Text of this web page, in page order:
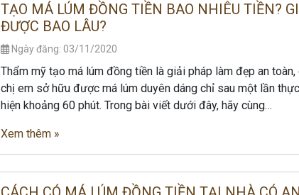
TẠO MÁ LÚM ĐỒNG TIỀN BAO NHIÊU TIỀN?
ĐƯỢC BAO LÂU?
Ngày đăng: 03/11/2020
Thẩm mỹ tạo má lúm đồng tiền là giải pháp làm đẹp an toàn,
chị em sở hữu được má lúm duyên dáng chỉ sau một lần thực
hiện khoảng 60 phút. Trong bài viết dưới đây, hãy cùng…
Xem thêm »